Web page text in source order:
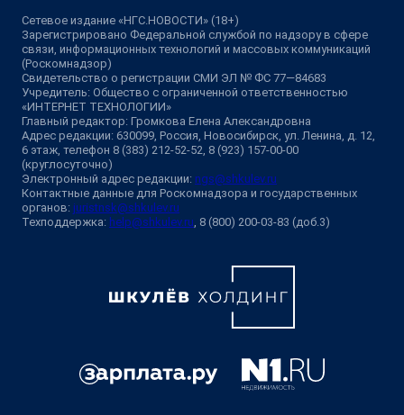
Сетевое издание «НГС.НОВОСТИ» (18+)
Зарегистрировано Федеральной службой по надзору в сфере
связи, информационных технологий и массовых коммуникаций
(Роскомнадзор)
Свидетельство о регистрации СМИ ЭЛ № ФС 77—84683
Учредитель: Общество с ограниченной ответственностью
«ИНТЕРНЕТ ТЕХНОЛОГИИ»
Главный редактор: Громкова Елена Александровна
Адрес редакции: 630099, Россия, Новосибирск, ул. Ленина, д. 12,
6 этаж, телефон 8 (383) 212-52-52, 8 (923) 157-00-00
(круглосуточно)
Электронный адрес редакции: ngs@shkulev.ru
Контактные данные для Роскомнадзора и государственных
органов: juristnsk@shkulev.ru
Техподдержка: help@shkulev.ru, 8 (800) 200-03-83 (доб.3)